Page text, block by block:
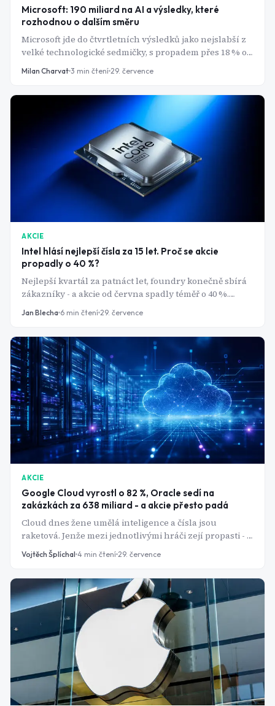
Microsoft: 190 miliard na AI a výsledky, které
rozhodnou o dalším směru
Microsoft jde do čtvrtletních výsledků jako nejslabší z
velké technologické sedmičky, s propadem přes 18 % od
zvyšuje sázku na AI infrastrukturu na 190 miliard
Milan Charvat 3 min čtení 29. července
AKCIE
Intel hlásí nejlepší čísla za 15 let. Proč se akcie
propadly o 40 %?
Nejlepší kvartál za patnáct let, foundry konečně sbírá
zákazníky - a akcie od června spadly téměř o 40 %.
v ceně.
Jan Blecha 6 min čtení 29. července
AKCIE
Google Cloud vyrostl o 82 %, Oracle sedí na
zakázkách za 638 miliard - a akcie přesto padá
Cloud dnes žene umělá inteligence a čísla jsou
raketová. Jenže mezi jednotlivými hráči zejí propasti - a
ne každý z boomu těží stejně.
Vojtěch Šplíchal 4 min čtení 29. července